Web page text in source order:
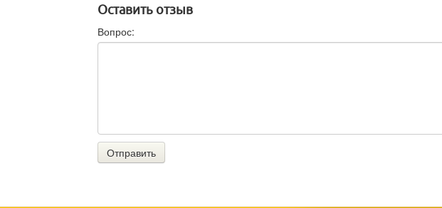
Оставить отзыв
Вопрос:
Отправить